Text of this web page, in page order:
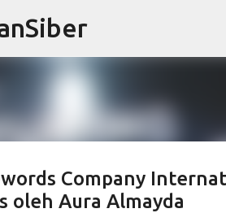
Company
oleh Aura Almayda